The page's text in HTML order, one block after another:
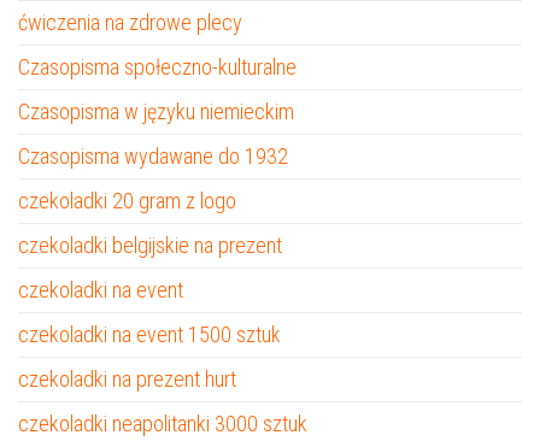
ćwiczenia na zdrowe plecy
Czasopisma społeczno-kulturalne
Czasopisma w języku niemieckim
Czasopisma wydawane do 1932
czekoladki 20 gram z logo
czekoladki belgijskie na prezent
czekoladki na event
czekoladki na event 1500 sztuk
czekoladki na prezent hurt
czekoladki neapolitanki 3000 sztuk